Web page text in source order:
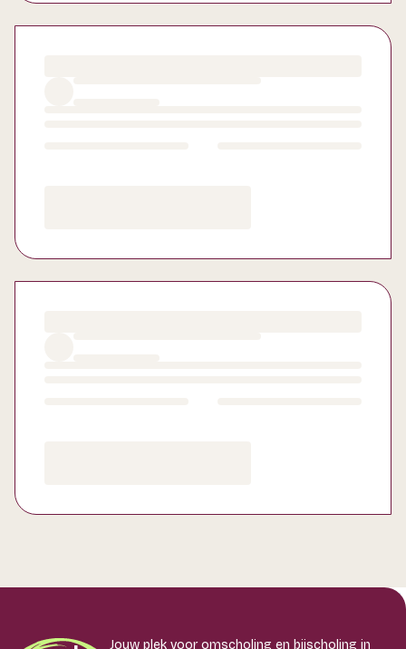
Jouw plek voor omscholing en bijscholing in